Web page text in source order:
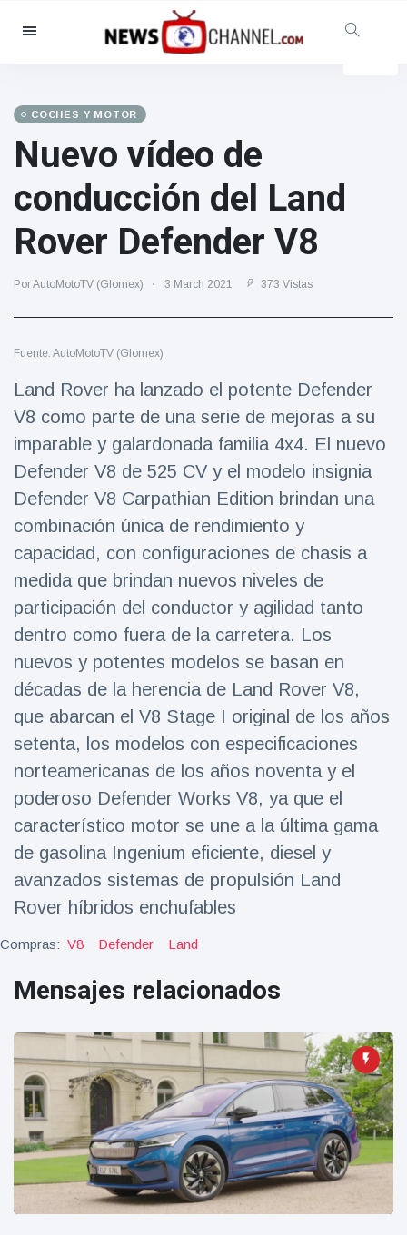
Categorías
Social y Diversión
Cine y TV
(81)
Celebridades
(13938)
Moda y Belleza
(122)
Comida y bebida
Estilo de vida y Docu-
(121)
Salud y forma física
(73)
Viajes y Aventura
(77)
Últimas noticias
SKAI News
in English |
07/10/2025
7 October
Halloween -
31 de
octubre!
8 May
7432
Vistas
Großmutter
feiert ihren
99.
Geburtstag
und tanzt
zu
Mariachi-
Vistas
COCHES Y MOTOR
Nuevo vídeo de
conducción del Land
Rover Defender V8
Por AutoMotoTV (Glomex) 3 March 2021 373 Vistas
Fuente: AutoMotoTV (Glomex)
Land Rover ha lanzado el potente Defender
V8 como parte de una serie de mejoras a su
imparable y galardonada familia 4x4. El nuevo
Defender V8 de 525 CV y ​​el modelo insignia
Defender V8 Carpathian Edition brindan una
combinación única de rendimiento y
capacidad, con configuraciones de chasis a
medida que brindan nuevos niveles de
participación del conductor y agilidad tanto
dentro como fuera de la carretera. Los
nuevos y potentes modelos se basan en
décadas de la herencia de Land Rover V8,
que abarcan el V8 Stage I original de los años
setenta, los modelos con especificaciones
norteamericanas de los años noventa y el
poderoso Defender Works V8, ya que el
característico motor se une a la última gama
de gasolina Ingenium eficiente, diesel y
avanzados sistemas de propulsión Land
Rover híbridos enchufables
Compras: V8 Defender Land
Mensajes relacionados